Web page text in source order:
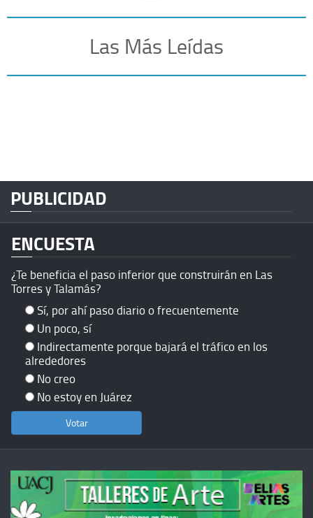
Las Más Leídas
PUBLICIDAD
ENCUESTA
¿Te beneficia el paso inferior que construirán en Las
Torres y Talamás?
Sí, por ahí paso diario o frecuentemente
Un poco, sí
Indirectamente porque bajará el tráfico en los
alrededores
No creo
No estoy en Juárez